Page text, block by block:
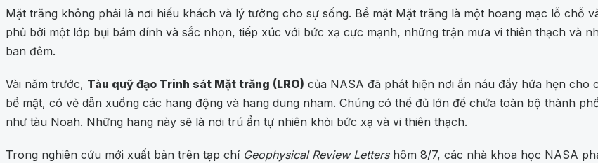
Mặt trăng không phải là nơi hiếu khách và lý tưởng cho sự sống. Bề mặt Mặt trăng là một hoang mạc lỗ chỗ
phủ bởi một lớp bụi bám dính và sắc nhọn, tiếp xúc với bức xạ cực mạnh, những trận mưa vi thiên thạch và
ban đêm.
Vài năm trước, Tàu quỹ đạo Trinh sát Mặt trăng (LRO) của NASA đã phát hiện nơi ẩn náu đầy hứa hẹn
bề mặt, có vẻ dẫn xuống các hang động và hang dung nham. Chúng có thể đủ lớn để chứa toàn bộ thành
như tàu Noah. Những hang này sẽ là nơi trú ẩn tự nhiên khỏi bức xạ và vi thiên thạch.
Trong nghiên cứu mới xuất bản trên tạp chí Geophysical Review Lettershôm 8/7, các nhà khoa học NASA